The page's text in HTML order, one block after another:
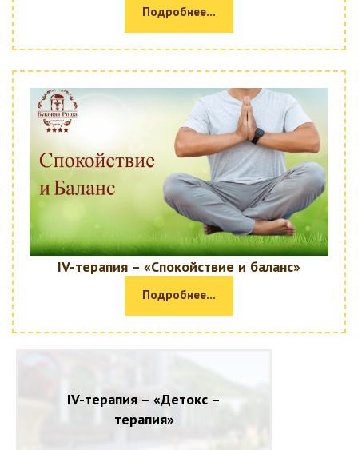
Подробнее...
IV-терапия – «Спокойствие и баланс»
Подробнее...
IV-терапия – «Детокс –
терапия»